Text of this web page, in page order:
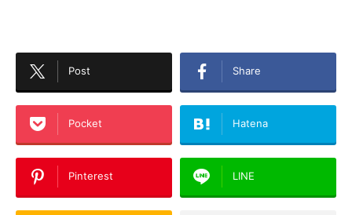
Post Share
Pocket Hatena
Pinterest LINE